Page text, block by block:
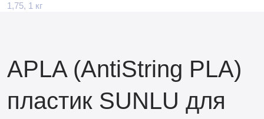
1,75, 1 кг
APLA (AntiString PLA)
пластик SUNLU для